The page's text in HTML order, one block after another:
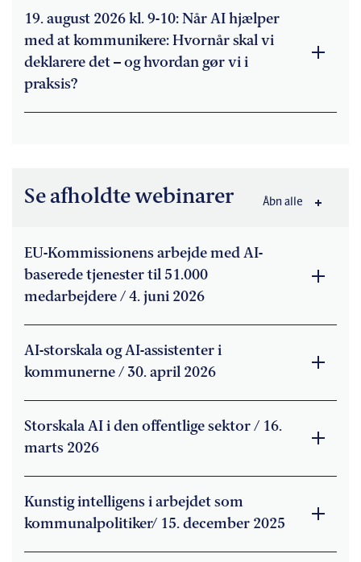
19. august 2026 kl. 9-10: Når AI hjælper
med at kommunikere: Hvornår skal vi
deklarere det – og hvordan gør vi i
praksis?
Se afholdte webinarer Åbn alle
EU-Kommissionens arbejde med AI-
baserede tjenester til 51.000
medarbejdere / 4. juni 2026
AI-storskala og AI-assistenter i
kommunerne / 30. april 2026
Storskala AI i den offentlige sektor / 16.
marts 2026
Kunstig intelligens i arbejdet som
kommunalpolitiker/ 15. december 2025